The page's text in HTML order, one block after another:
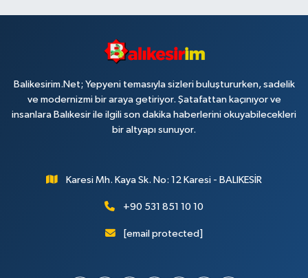
Balikesirim.Net; Yepyeni temasıyla sizleri buluştururken, sadelik
ve modernizmi bir araya getiriyor. Şatafattan kaçınıyor ve
insanlara Balıkesir ile ilgili son dakika haberlerini okuyabilecekleri
bir altyapı sunuyor.
Karesi Mh. Kaya Sk. No: 12 Karesi - BALIKESİR
+90 531 851 10 10
[email protected]